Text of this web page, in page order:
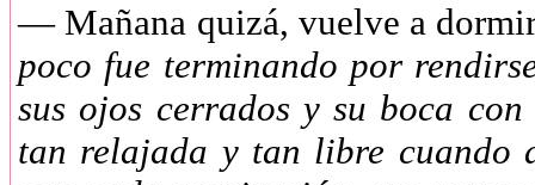
— Mañana quizá, vuelve a
poco fue terminando por
sus ojos cerrados y su boca
tan relajada y tan libre cuando